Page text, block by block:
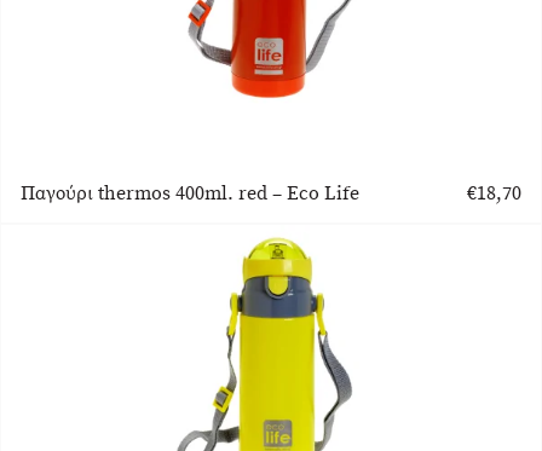
Παγούρι thermos 400ml. red – Eco Life €18,70